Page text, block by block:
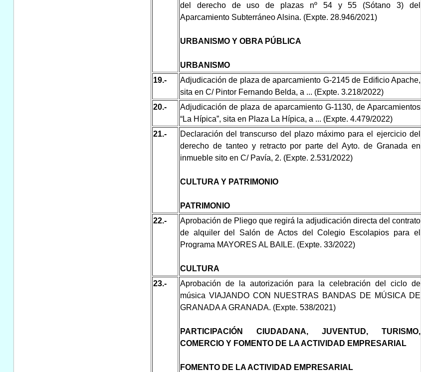
del derecho de uso de plazas nº 54 y 55 (Sótano 3) del
Aparcamiento Subterráneo Alsina. (Expte. 28.946/2021)
URBANISMO Y OBRA PÚBLICA
URBANISMO
19.-
Adjudicación de plaza de aparcamiento G-2145 de Edificio Apache,
sita en C/ Pintor Fernando Belda, a ... (Expte. 3.218/2022)
20.-
Adjudicación de plaza de aparcamiento G-1130, de Aparcamientos
“La Hípica”, sita en Plaza La Hípica, a ... (Expte. 4.479/2022)
21.-
Declaración del transcurso del plazo máximo para el ejercicio del
derecho de tanteo y retracto por parte del Ayto. de Granada en
inmueble sito en C/ Pavía, 2. (Expte. 2.531/2022)
CULTURA Y PATRIMONIO
PATRIMONIO
22.-
Aprobación de Pliego que regirá la adjudicación directa del contrato
de alquiler del Salón de Actos del Colegio Escolapios para el
Programa MAYORES AL BAILE. (Expte. 33/2022)
CULTURA
23.-
Aprobación de la autorización para la celebración del ciclo de
música VIAJANDO CON NUESTRAS BANDAS DE MÚSICA DE
GRANADA A GRANADA. (Expte. 538/2021)
PARTICIPACIÓN CIUDADANA, JUVENTUD, TURISMO,
COMERCIO Y FOMENTO DE LA ACTIVIDAD EMPRESARIAL
FOMENTO DE LA ACTIVIDAD EMPRESARIAL